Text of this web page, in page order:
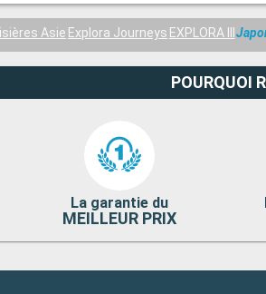
Asie Explora Journeys EXPLORA III
POURQUOI
La garantie du
MEILLEUR PRIX